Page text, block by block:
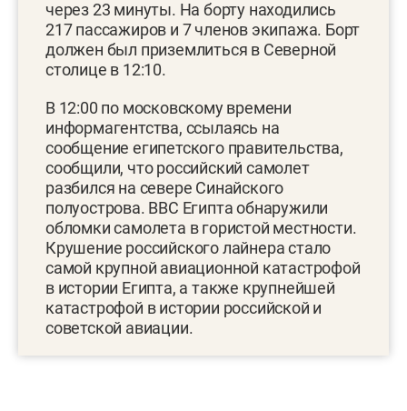
через 23 минуты. На борту находились
217 пассажиров и 7 членов экипажа. Борт
должен был приземлиться в Северной
столице в 12:10.
В 12:00 по московскому времени
информагентства, ссылаясь на
сообщение египетского правительства,
сообщили, что российский самолет
разбился на севере Синайского
полуострова. ВВС Египта обнаружили
обломки самолета в гористой местности.
Крушение российского лайнера стало
самой крупной авиационной катастрофой
в истории Египта, а также крупнейшей
катастрофой в истории российской и
советской авиации.